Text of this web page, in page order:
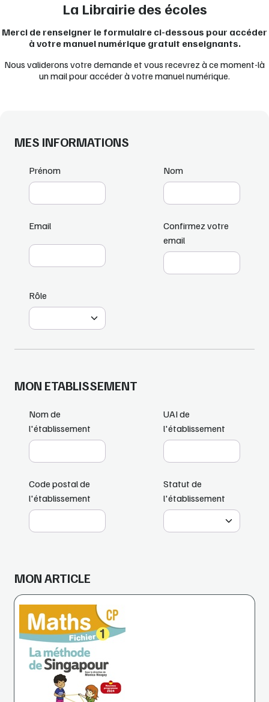
La Librairie des écoles
Merci de renseigner le formulaire ci-dessous pour accéder
à votre manuel numérique gratuit enseignants.
Nous validerons votre demande et vous recevrez à ce moment-là
un mail pour accéder à votre manuel numérique.
MES INFORMATIONS
Prénom Nom
Email
Confirmez votre
email
Rôle
MON ETABLISSEMENT
Nom de
l'établissement
UAI de
l'établissement
Code postal de
l'établissement
Statut de
l'établissement
MON ARTICLE